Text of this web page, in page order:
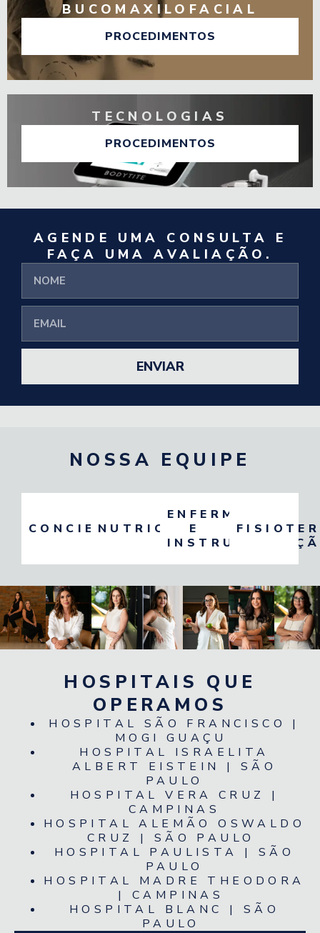
BUCOMAXILOFACIAL
PROCEDIMENTOS
TECNOLOGIAS
PROCEDIMENTOS
AGENDE UMA CONSULTA E
FAÇA UMA AVALIAÇÃO.
ENVIAR
NOSSA EQUIPE
CONCIERGENUTRICIONISTA
ENFERMAGEM
E
HOSPITAIS QUE
OPERAMOS
HOSPITAL SÃO FRANCISCO |
MOGI GUAÇU
HOSPITAL ISRAELITA
ALBERT EISTEIN | SÃO
PAULO
HOSPITAL VERA CRUZ |
CAMPINAS
HOSPITAL ALEMÃO OSWALDO
CRUZ | SÃO PAULO
HOSPITAL PAULISTA | SÃO
PAULO
HOSPITAL MADRE THEODORA
| CAMPINAS
HOSPITAL BLANC | SÃO
PAULO